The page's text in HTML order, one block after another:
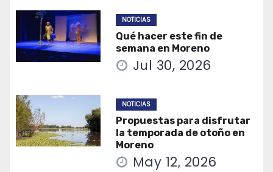
NOTICIAS
Qué hacer este fin de
semana en Moreno
Jul 30, 2026
NOTICIAS
Propuestas para disfrutar
la temporada de otoño en
Moreno
May 12, 2026